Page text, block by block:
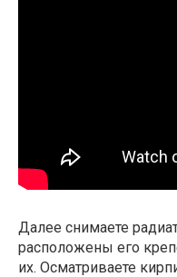
Далее снимаете
расположены его
их. Осматриваете